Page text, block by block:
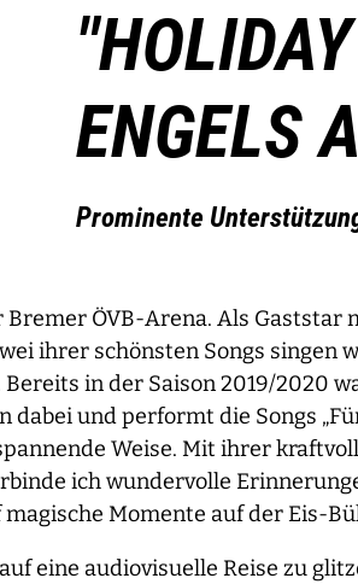
ENGELS
Prominente
Bremer ÖVB-Arena. Als
ihrer schönsten Songs singen
in der Saison 2019/2020
und performt die Songs
Weise. Mit ihrer
ich wundervolle
Momente auf der Eis-
eine audiovisuelle Reise zu